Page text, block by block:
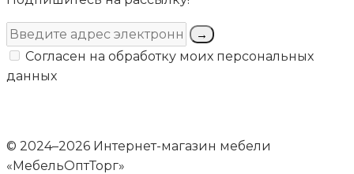
→
Согласен на обработку моих персональных
данных
© 2024–2026 Интернет-магазин мебели
«МебельОптТорг»